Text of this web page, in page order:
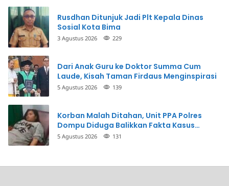
Rusdhan Ditunjuk Jadi Plt Kepala Dinas
Sosial Kota Bima
3 Agustus 2026 229
Dari Anak Guru ke Doktor Summa Cum
Laude, Kisah Taman Firdaus Menginspirasi
5 Agustus 2026 139
Korban Malah Ditahan, Unit PPA Polres
Dompu Diduga Balikkan Fakta Kasus
Penganiayaan
5 Agustus 2026 131